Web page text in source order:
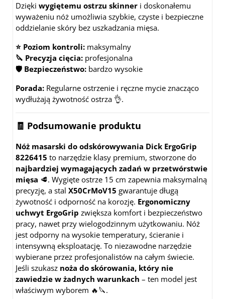
Dzięki wygiętemu ostrzu skinner i doskonałemu
wyważeniu nóż umożliwia szybkie, czyste i bezpieczne
oddzielanie skóry bez uszkadzania mięsa.
⭐ Poziom kontroli: maksymalny
🔪 Precyzja cięcia: profesjonalna
🛡️ Bezpieczeństwo: bardzo wysokie
Porada: Regularne ostrzenie i ręczne mycie znacząco
wydłużają żywotność ostrza 👌.
🧾 Podsumowanie produktu
Nóż masarski do odskórowywania Dick ErgoGrip
8226415 to narzędzie klasy premium, stworzone do
najbardziej wymagających zadań w przetwórstwie
mięsa 🥩. Wygięte ostrze 15 cm zapewnia maksymalną
precyzję, a stal X50CrMoV15 gwarantuje długą
żywotność i odporność na korozję. Ergonomiczny
uchwyt ErgoGrip zwiększa komfort i bezpieczeństwo
pracy, nawet przy wielogodzinnym użytkowaniu. Nóż
jest odporny na wysokie temperatury, ścieranie i
intensywną eksploatację. To niezawodne narzędzie
wybierane przez profesjonalistów na całym świecie.
Jeśli szukasz noża do skórowania, który nie
zawiedzie w żadnych warunkach – ten model jest
właściwym wyborem 🔥🔪.